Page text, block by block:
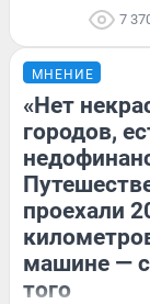
7
МНЕНИЕ
«Нет
городов,
проехали
машине —
того